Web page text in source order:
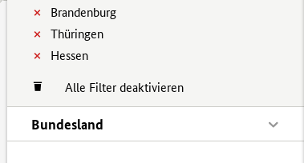
Brandenburg
Thüringen
Hessen
Alle Filter deaktivieren
Bundesland